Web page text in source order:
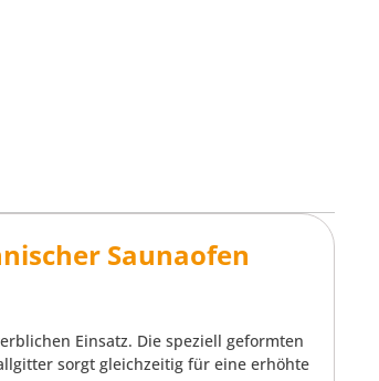
Saunaofen
Einsatz. Die speziell geformten
sorgt gleichzeitig für eine erhöhte